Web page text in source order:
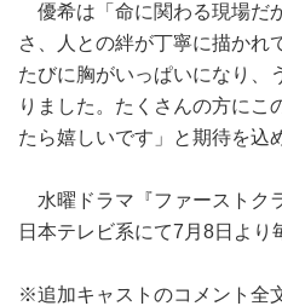
優希は「命に関わる現場だ
さ、人との絆が丁寧に描かれ
たびに胸がいっぱいになり、
りました。たくさんの方にこ
たら嬉しいです」と期待を込
水曜ドラマ『ファーストク
日本テレビ系にて7月8日より
※追加キャストのコメント全